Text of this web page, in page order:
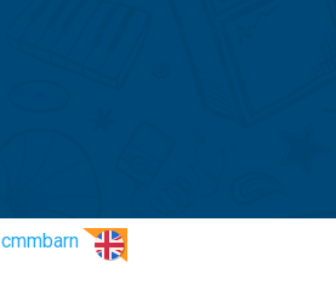
cmmbarn